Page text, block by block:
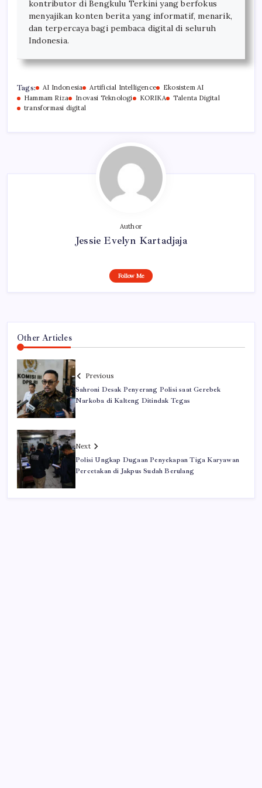
kontributor di Bengkulu Terkini yang berfokus
menyajikan konten berita yang informatif, menarik,
dan terpercaya bagi pembaca digital di seluruh
Indonesia.
Tags: AI Indonesia Artificial Intelligence
Ekosistem AI
Hammam Riza
Inovasi Teknologi KORIKA
Talenta Digital
transformasi digital
Author
Jessie Evelyn Kartadjaja
Follow Me
Other Articles
Previous
Sahroni Desak Penyerang Polisi saat Gerebek
Narkoba di Kalteng Ditindak Tegas
Next
Polisi Ungkap Dugaan Penyekapan Tiga Karyawan
Percetakan di Jakpus Sudah Berulang